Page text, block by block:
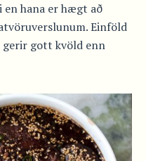
hana er hægt að
Einföld
gerir gott kvöld enn